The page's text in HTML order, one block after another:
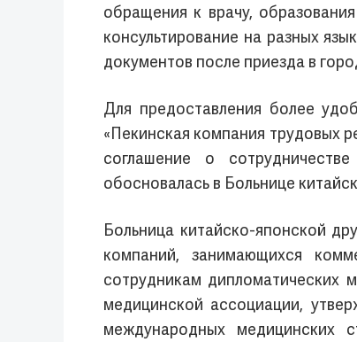
обращения к врачу,
консультирование на разных
документов после приезда в
Для предоставления более
«Пекинская компания трудовых
соглашение о
обосновалась в Больнице
Больница китайско-японской
компаний, занимающихся
сотрудникам
медицинской ассоциации,
международных медицинских